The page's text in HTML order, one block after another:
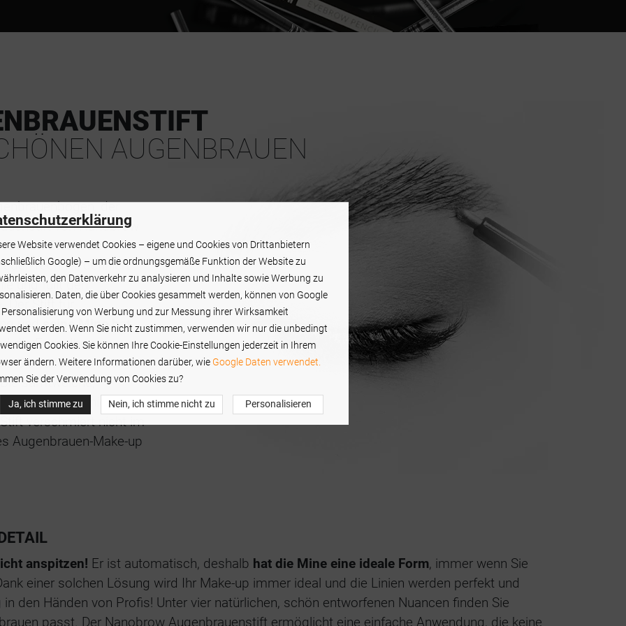
AUGENBRAUEN
der
von Nanobrow
Effekt zu
Technik, definiert
und füllt den
Stift für
undseine Mine hat
die Form Ihrer
Sie kaschieren damit
samtweiche,
und kaschiert die
verschmiert nicht im
Augenbrauen-Make-up
anspitzen! Er ist automatisch, deshalb hat die Mine eine ideale Form, immer wenn Sie
einer solchen Lösung wird Ihr Make-up immer ideal und die Linien werden perfekt und
den Händen von Profis! Unter vier natürlichen, schön entworfenen Nuancen finden Sie
passt. Der Nanobrow Augenbrauenstift ermöglicht eine einfache Anwendung, die keine
Website verwendet Cookies – eigene und Cookies von Drittanbietern
Google) – um die ordnungsgemäße Funktion der Website zu
den Datenverkehr zu analysieren und Inhalte sowie Werbung zu
Daten, die über Cookies gesammelt werden, können von Google
von Werbung und zur Messung ihrer Wirksamkeit
werden. Wenn Sie nicht zustimmen, verwenden wir nur die unbedingt
Cookies. Sie können Ihre Cookie-Einstellungen jederzeit in Ihrem
ändern. Weitere Informationen darüber, wie Google Daten verwendet.
Sie der Verwendung von Cookies zu?
Ja, ich stimme zu Nein, ich stimme nicht zu Personalisieren